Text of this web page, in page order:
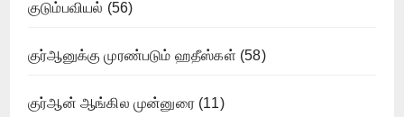
குடும்பவியல் (56)
குர்ஆனுக்கு முரண்படும் ஹதீஸ்கள் (58)
குர்ஆன் ஆங்கில முன்னுரை(11)